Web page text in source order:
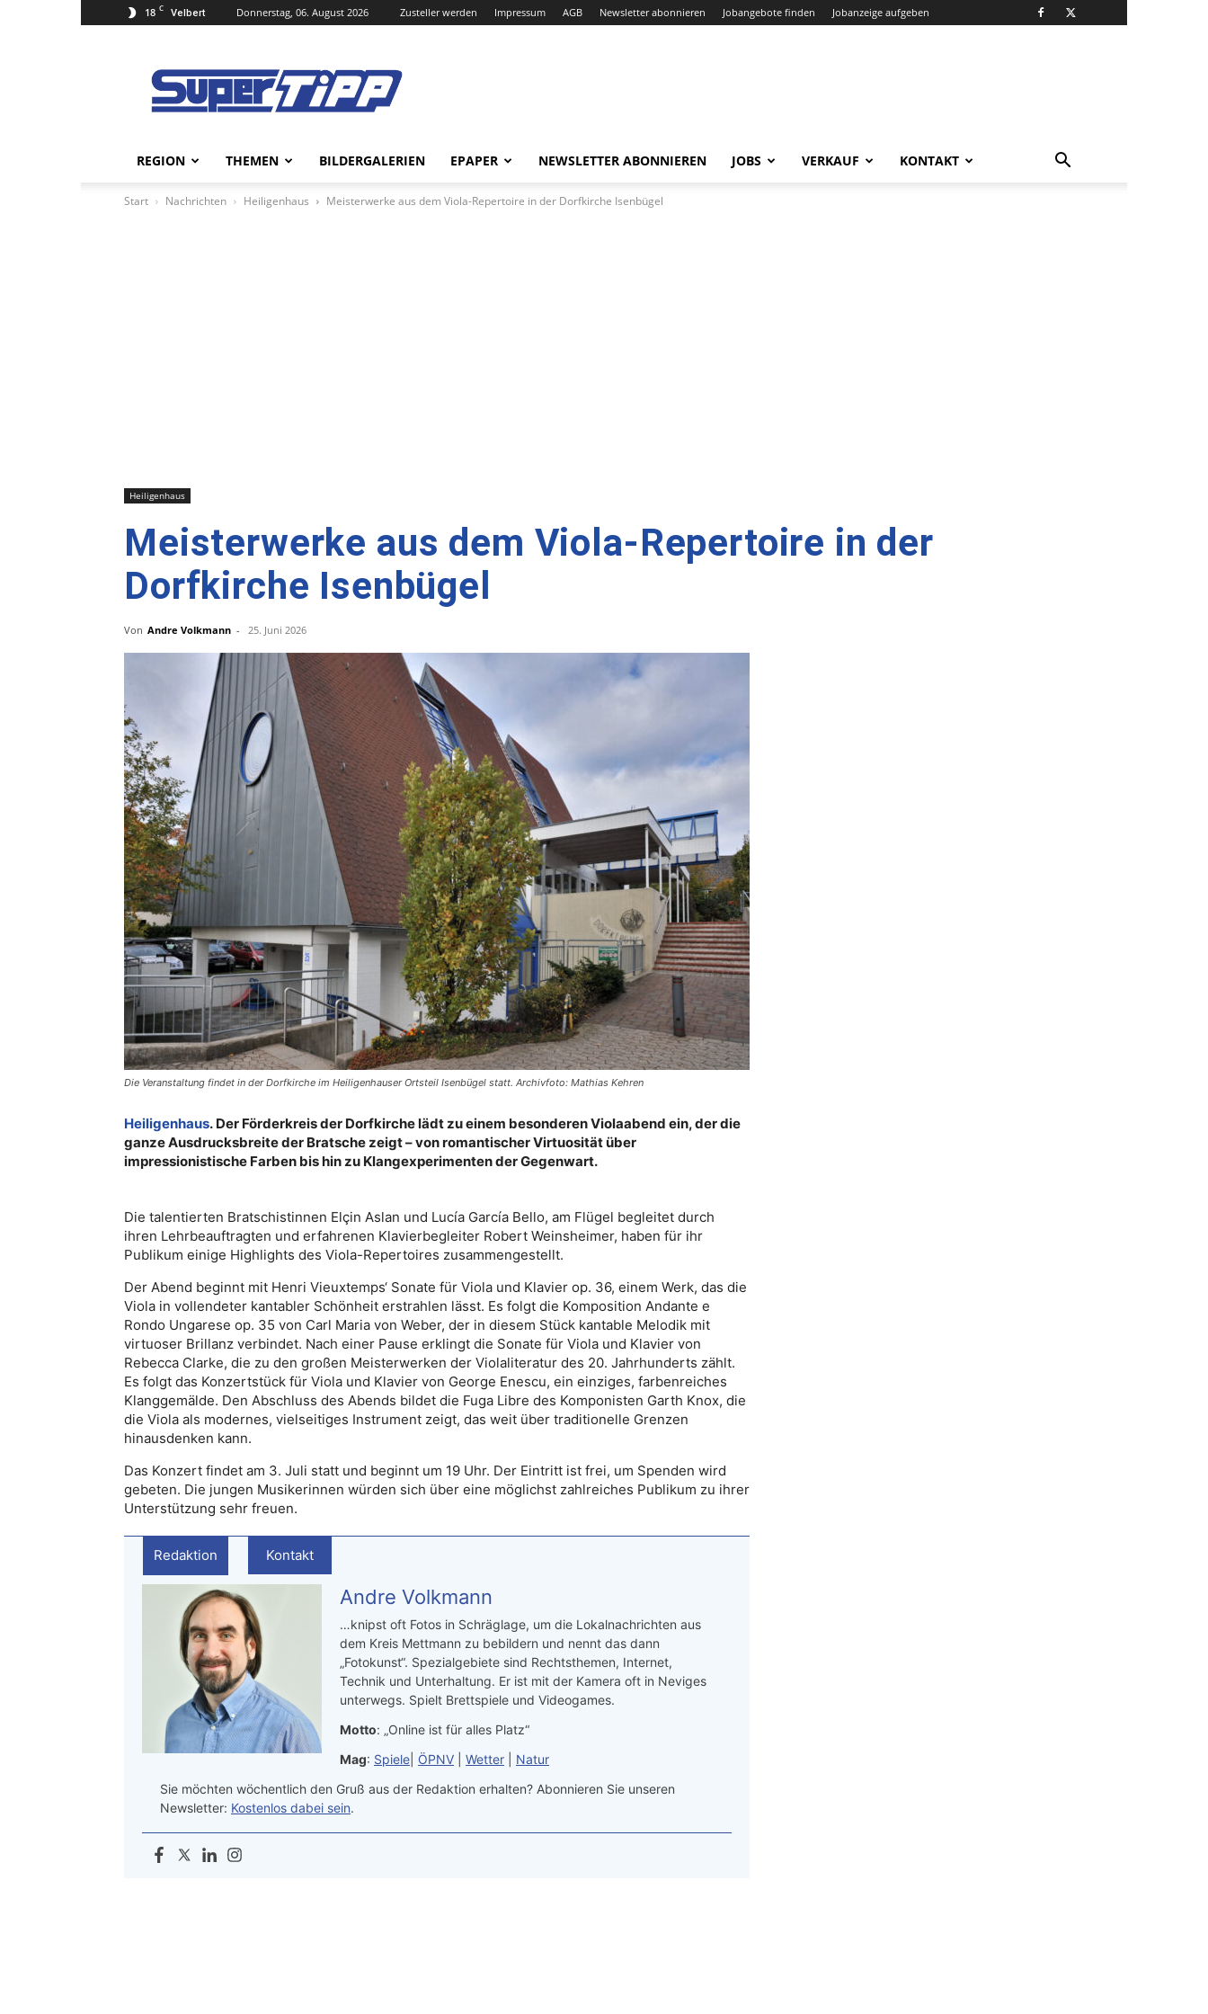
18 C Velbert Donnerstag, 06. August 2026 Zusteller werden Impressum AGB Newsletter abonnieren Jobangebote finden Jobanzeige aufgeben
Tipp
Online
REGION THEMEN BILDERGALERIEN EPAPER NEWSLETTER ABONNIEREN JOBS VERKAUF KONTAKT
Start Nachrichten Heiligenhaus Meisterwerke aus dem Viola-Repertoire in der Dorfkirche Isenbügel
Heiligenhaus
Meisterwerke aus dem Viola-Repertoire in der
Dorfkirche Isenbügel
Von Andre Volkmann - 25. Juni 2026
Die Veranstaltung findet in der Dorfkirche im Heiligenhauser Ortsteil Isenbügel statt. Archivfoto: Mathias Kehren
Heiligenhaus. Der Förderkreis der Dorfkirche lädt zu einem besonderen Violaabend ein, der die
ganze Ausdrucksbreite der Bratsche zeigt – von romantischer Virtuosität über
impressionistische Farben bis hin zu Klangexperimenten der Gegenwart.
Die talentierten Bratschistinnen Elçin Aslan und Lucía García Bello, am Flügel begleitet durch
ihren Lehrbeauftragten und erfahrenen Klavierbegleiter Robert Weinsheimer, haben für ihr
Publikum einige Highlights des Viola-Repertoires zusammengestellt.
Der Abend beginnt mit Henri Vieuxtemps‘ Sonate für Viola und Klavier op. 36, einem Werk, das die
Viola in vollendeter kantabler Schönheit erstrahlen lässt. Es folgt die Komposition Andante e
Rondo Ungarese op. 35 von Carl Maria von Weber, der in diesem Stück kantable Melodik mit
virtuoser Brillanz verbindet. Nach einer Pause erklingt die Sonate für Viola und Klavier von
Rebecca Clarke, die zu den großen Meisterwerken der Violaliteratur des 20. Jahrhunderts zählt.
Es folgt das Konzertstück für Viola und Klavier von George Enescu, ein einziges, farbenreiches
Klanggemälde. Den Abschluss des Abends bildet die Fuga Libre des Komponisten Garth Knox, die
die Viola als modernes, vielseitiges Instrument zeigt, das weit über traditionelle Grenzen
hinausdenken kann.
Das Konzert findet am 3. Juli statt und beginnt um 19 Uhr. Der Eintritt ist frei, um Spenden wird
gebeten. Die jungen Musikerinnen würden sich über eine möglichst zahlreiches Publikum zu ihrer
Unterstützung sehr freuen.
Redaktion Kontakt
Andre Volkmann
…knipst oft Fotos in Schräglage, um die Lokalnachrichten aus
dem Kreis Mettmann zu bebildern und nennt das dann
„Fotokunst“. Spezialgebiete sind Rechtsthemen, Internet,
Technik und Unterhaltung. Er ist mit der Kamera oft in Neviges
unterwegs. Spielt Brettspiele und Videogames.
Motto: „Online ist für alles Platz“
Mag: Spiele ÖPNV Wetter
Natur
Sie möchten wöchentlich den Gruß aus der Redaktion erhalten? Abonnieren Sie unseren
Newsletter: Kostenlos dabei sein.